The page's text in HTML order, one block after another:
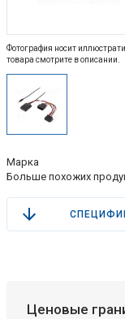
Фотография носит
товара смотрите в описании.
Марка
Больше похожих
Ценовые